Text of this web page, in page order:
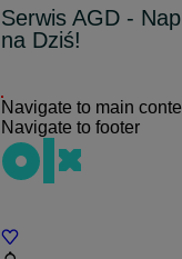
Serwis AGD -
na Dziś!
Navigate to main
Navigate to footer